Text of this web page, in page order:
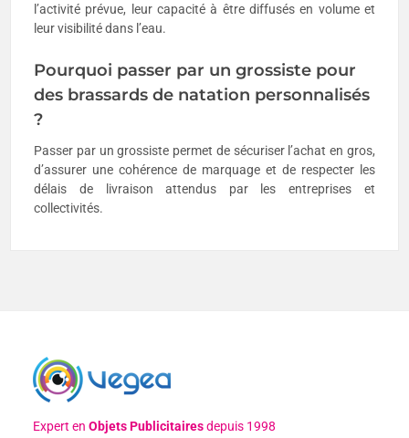
l’activité prévue, leur capacité à être diffusés en volume et
leur visibilité dans l’eau.
Pourquoi passer par un grossiste pour
des brassards de natation personnalisés
?
Passer par un grossiste permet de sécuriser l’achat en gros,
d’assurer une cohérence de marquage et de respecter les
délais de livraison attendus par les entreprises et
collectivités.
Expert enObjets Publicitairesdepuis 1998